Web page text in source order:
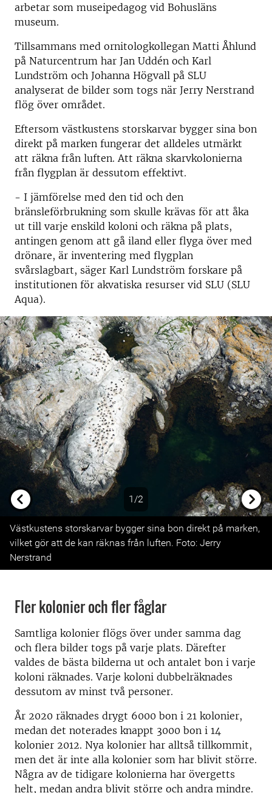
arbetar som museipedagog vid Bohusläns
museum.
Tillsammans med ornitologkollegan Matti Åhlund
på Naturcentrum har Jan Uddén och Karl
Lundström och Johanna Högvall på SLU
analyserat de bilder som togs när Jerry Nerstrand
flög över området.
Eftersom västkustens storskarvar bygger sina bon
direkt på marken fungerar det alldeles utmärkt
att räkna från luften. Att räkna skarvkolonierna
från flygplan är dessutom effektivt.
- I jämförelse med den tid och den
bränsleförbrukning som skulle krävas för att åka
ut till varje enskild koloni och räkna på plats,
antingen genom att gå iland eller flyga över med
drönare, är inventering med flygplan
svårslagbart, säger Karl Lundström forskare på
institutionen för akvatiska resurser vid SLU (SLU
Aqua).
1/2
Previous
Västkustens storskarvar bygger sina bon direkt på marken,
vilket gör att de kan räknas från luften. Foto: Jerry
Nerstrand
Fler kolonier och fler fåglar
Samtliga kolonier flögs över under samma dag
och flera bilder togs på varje plats. Därefter
valdes de bästa bilderna ut och antalet bon i varje
koloni räknades. Varje koloni dubbelräknades
dessutom av minst två personer.
År 2020 räknades drygt 6000 bon i 21 kolonier,
medan det noterades knappt 3000 bon i 14
kolonier 2012. Nya kolonier har alltså tillkommit,
men det är inte alla kolonier som har blivit större.
Några av de tidigare kolonierna har övergetts
helt, medan andra blivit större och andra mindre.